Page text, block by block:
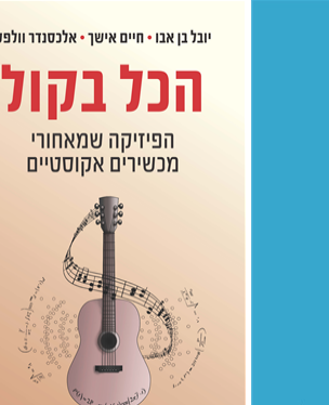
חיים אישך יובל בן-אבו
אלכסנדר
הנחת אתר ספר מודפס
$35
$32